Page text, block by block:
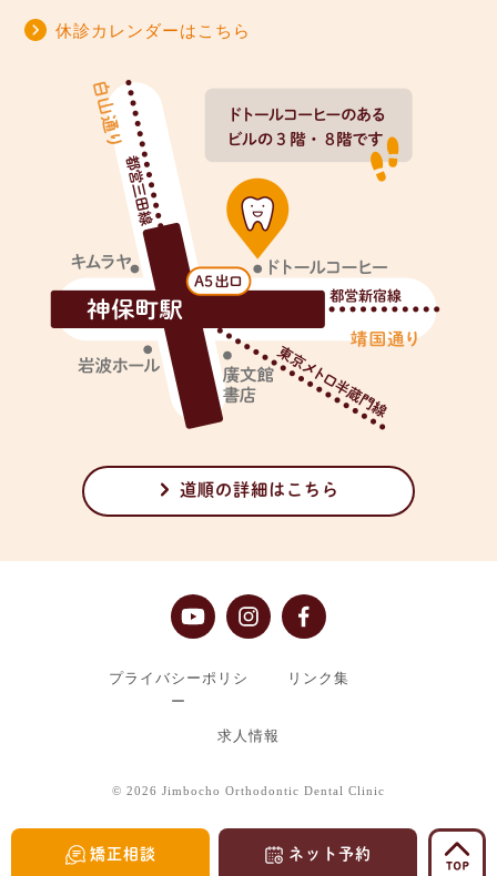
休診カレンダーはこちら
道順の詳細はこちら
プライバシーポリシ
ー
リンク集
求人情報
© 2026 Jimbocho Orthodontic Dental Clinic
矯正相談 ネット予約